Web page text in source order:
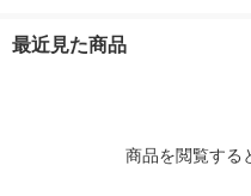
ｍ 良品計画
最近見た商品
商品を閲覧する